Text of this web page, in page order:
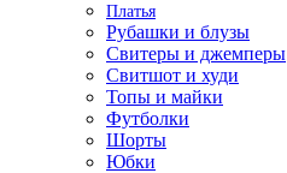
Платья
Рубашки и блузы
Свитеры и джемперы
Свитшот и худи
Топы и майки
Футболки
Шорты
Юбки